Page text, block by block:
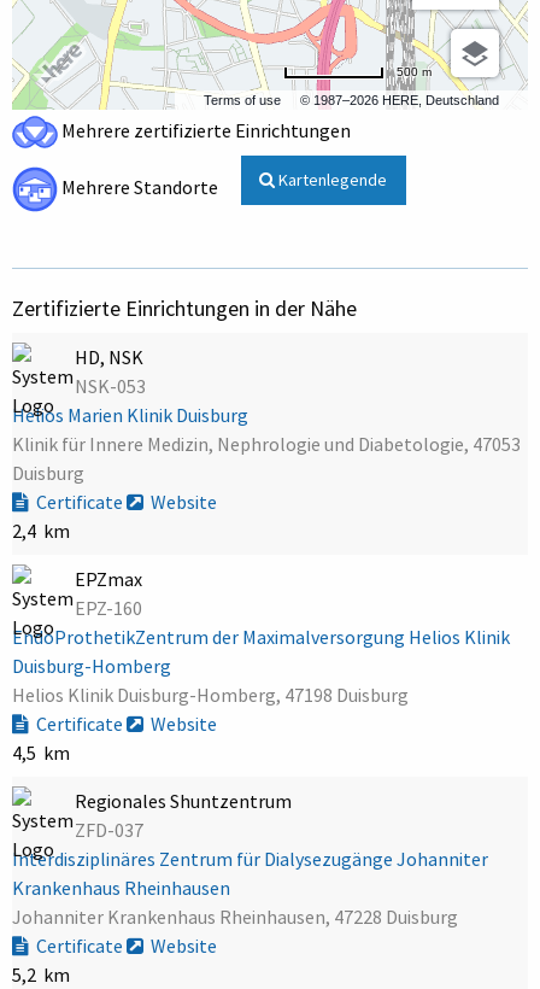
Terms of use © 1987–2026 HERE, Deutschland
500 m
Mehrere zertifizierte Einrichtungen
Mehrere Standorte Kartenlegende
Zertifizierte Einrichtungen in der Nähe
HD, NSK
NSK-053
Helios Marien Klinik Duisburg
Klinik für Innere Medizin, Nephrologie und Diabetologie, 47053
Duisburg
Certificate
Website
2,4 km
EPZmax
EPZ-160
EndoProthetikZentrum der Maximalversorgung Helios Klinik
Duisburg-Homberg
Helios Klinik Duisburg-Homberg, 47198 Duisburg
Certificate
Website
4,5 km
Regionales Shuntzentrum
ZFD-037
Interdisziplinäres Zentrum für Dialysezugänge Johanniter
Krankenhaus Rheinhausen
Johanniter Krankenhaus Rheinhausen, 47228 Duisburg
Certificate
Website
5,2 km